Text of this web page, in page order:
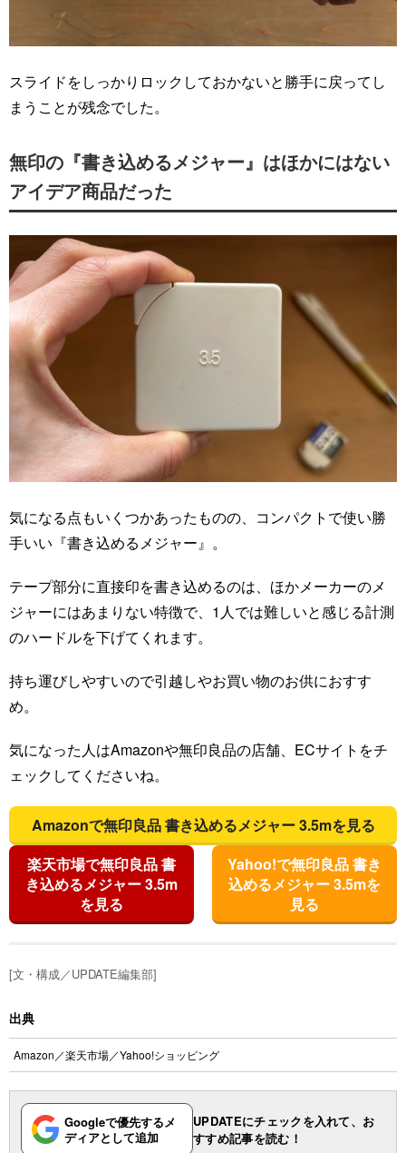
スライドをしっかりロックしておかないと勝手に戻ってし
まうことが残念でした。
無印の『書き込めるメジャー』はほかにはない
アイデア商品だった
気になる点もいくつかあったものの、コンパクトで使い勝
手いい『書き込めるメジャー』。
テープ部分に直接印を書き込めるのは、ほかメーカーのメ
ジャーにはあまりない特徴で、1人では難しいと感じる計測
のハードルを下げてくれます。
持ち運びしやすいので引越しやお買い物のお供におすす
め。
気になった人はAmazonや無印良品の店舗、ECサイトをチ
ェックしてくださいね。
Amazonで無印良品 書き込めるメジャー 3.5mを見る
楽天市場で無印良品 書
き込めるメジャー 3.5m
を見る
Yahoo!で無印良品 書き
込めるメジャー 3.5mを
見る
[文・構成／UPDATE編集部]
出典
Amazon ／楽天市場／Yahoo!ショッピング
Googleで優先するメ
ディアとして追加
UPDATEにチェックを入れて、お
すすめ記事を読む！